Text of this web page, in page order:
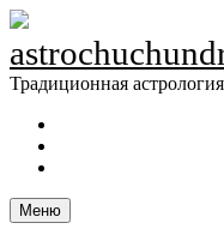
Skip
content
Традиционная астрология
Меню